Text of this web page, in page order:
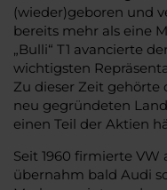
(wieder)geboren und
bereits mehr als eine
„Bulli“ T1 avancierte
wichtigsten
Zu dieser Zeit
neu gegründeten
einen Teil der Aktien
Seit 1960 firmierte VW
übernahm bald Audi